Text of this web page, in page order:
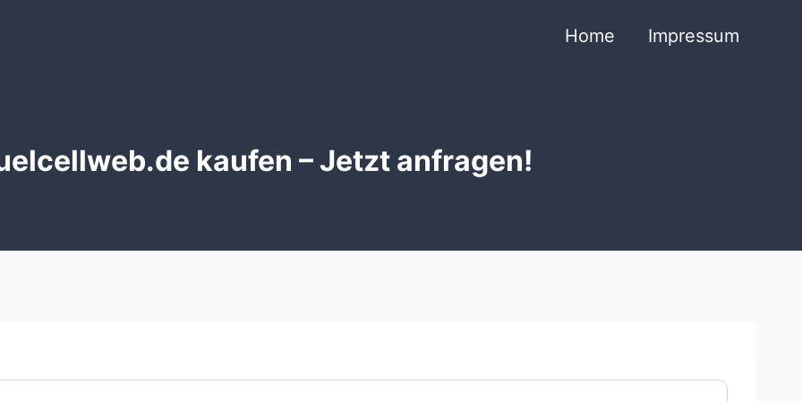
Home Impressum
kaufen – Jetzt anfragen!